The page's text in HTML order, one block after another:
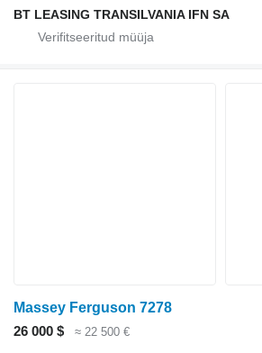
BT LEASING TRANSILVANIA IFN SA
Massey Ferguson 7278
26 000 $
≈ 22 500 €